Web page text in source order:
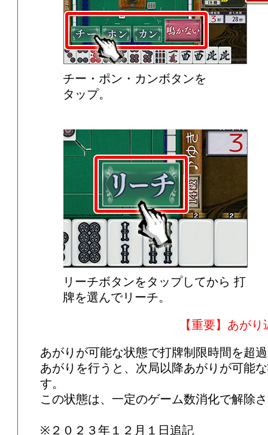
チー・ポン・カンボタンを
タップ。
リーチボタンをタップしてから 打
牌を選んでリーチ。
【重要】あが
あがりが可能な状態で打牌制限時間を超
あがりを行うと、次局以降あがりが可能
す。
この状態は、一定のゲーム数消化で解除
※２０２３年１２月１日追記